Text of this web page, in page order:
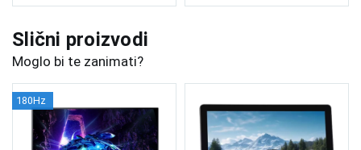
Slični proizvodi
Moglo bi te zanimati?
180Hz